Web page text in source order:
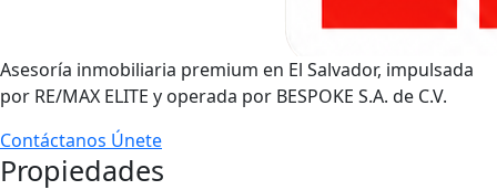
Asesoría inmobiliaria premium en El Salvador, impulsada
por RE/MAX ELITE y operada por BESPOKE S.A. de C.V.
Contáctanos Únete
Propiedades